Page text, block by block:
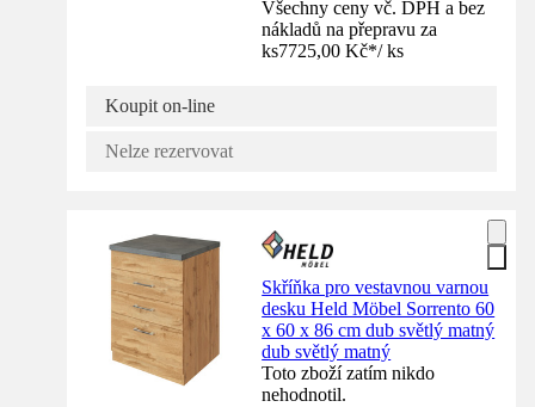
Všechny ceny vč. DPH a bez
nákladů na přepravu za
ks7725,00 Kč*/ ks
Koupit on-line
Nelze rezervovat
Skříňka pro vestavnou varnou
desku Held Möbel Sorrento 60
x 60 x 86 cm dub světlý matný
dub světlý matný
Toto zboží zatím nikdo
nehodnotil.